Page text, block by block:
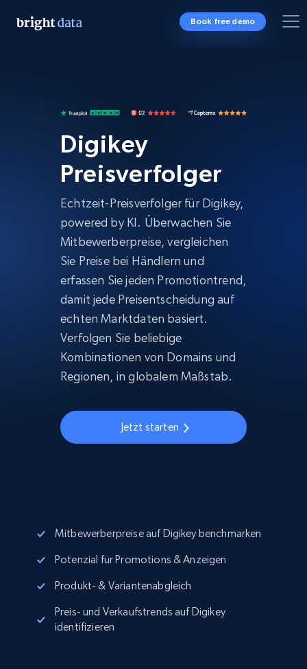
Book free demo
Digikey
Preisverfolger
Echtzeit-Preisverfolger für Digikey,
powered by KI. Überwachen Sie
Mitbewerberpreise, vergleichen
Sie Preise bei Händlern und
erfassen Sie jeden Promotiontrend,
damit jede Preisentscheidung auf
echten Marktdaten basiert.
Verfolgen Sie beliebige
Kombinationen von Domains und
Regionen, in globalem Maßstab.
Jetzt starten
Mitbewerberpreise auf Digikey benchmarken
Potenzial für Promotions & Anzeigen
Produkt- & Variantenabgleich
Preis- und Verkaufstrends auf Digikey
identifizieren